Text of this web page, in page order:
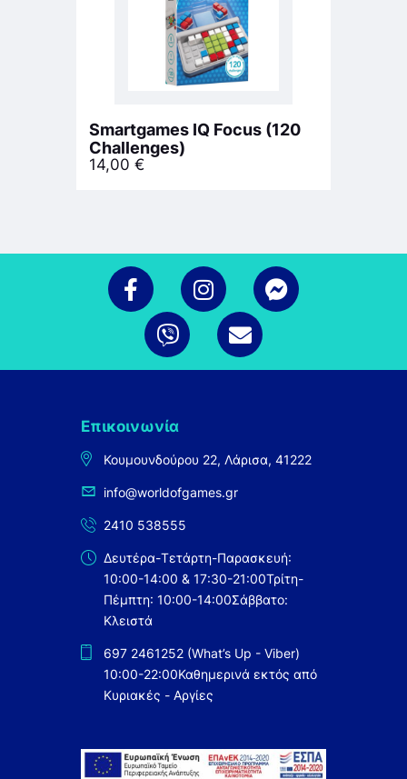
Smartgames IQ Focus (120
Challenges)
14,00 €
Επικοινωνία
Κουμουνδούρου 22, Λάρισα, 41222
info@worldofgames.gr
2410 538555
Δευτέρα-Τετάρτη-Παρασκευή:
10:00-14:00 & 17:30-21:00Τρίτη-
Πέμπτη: 10:00-14:00Σάββατο:
Κλειστά
697 2461252 (What’s Up - Viber)
10:00-22:00Καθημερινά εκτός από
Κυριακές - Αργίες